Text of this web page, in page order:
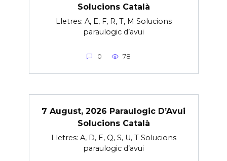
Solucions Català
Lletres: A, E, F, R, T, M Solucions
paraulogic d’avui
0 78
7 August, 2026 Paraulogic D’Avui
Solucions Català
Lletres: A, D, E, Q, S, U, T Solucions
paraulogic d’avui